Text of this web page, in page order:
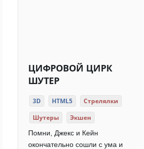
ЦИФРОВОЙ ЦИРК
ШУТЕР
3D HTML5
Стрелялки
Шутеры
Экшен
Помни, Джекс и Кейн
окончательно сошли с ума и